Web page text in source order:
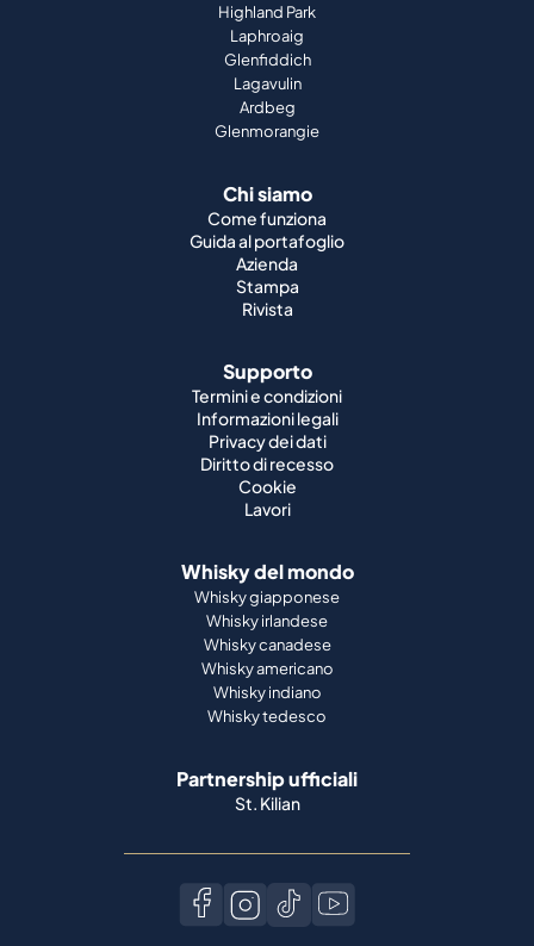
Highland Park
Laphroaig
Glenfiddich
Lagavulin
Ardbeg
Glenmorangie
Chi siamo
Come funziona
Guida al portafoglio
Azienda
Stampa
Rivista
Supporto
Termini e condizioni
Informazioni legali
Privacy dei dati
Diritto di recesso
Cookie
Lavori
Whisky del mondo
Whisky giapponese
Whisky irlandese
Whisky canadese
Whisky americano
Whisky indiano
Whisky tedesco
Partnership ufficiali
St. Kilian